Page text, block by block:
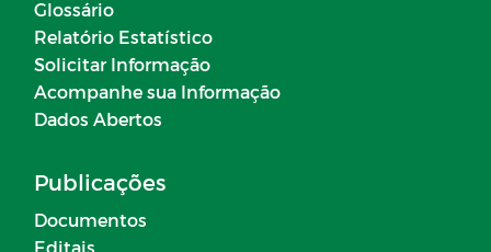
Glossário
Relatório Estatístico
Solicitar Informação
Acompanhe sua Informação
Dados Abertos
Publicações
Documentos
Editais